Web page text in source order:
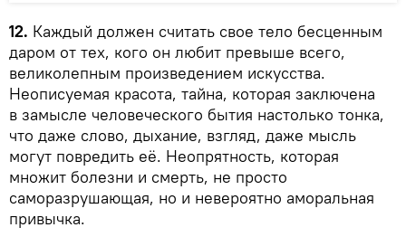
12. Каждый должен считать свое тело бесценным
даром от тех, кого он любит превыше всего,
великолепным произведением искусства.
Неописуемая красота, тайна, которая заключена
в замысле человеческого бытия настолько тонка,
что даже слово, дыхание, взгляд, даже мысль
могут повредить её. Неопрятность, которая
множит болезни и смерть, не просто
саморазрушающая, но и невероятно аморальная
привычка.